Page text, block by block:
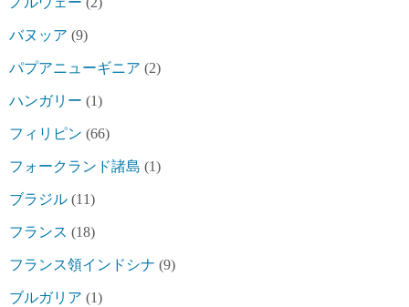
バヌッア (9)
パプアニューギニア (2)
ハンガリー (1)
フィリピン (66)
フォークランド諸島 (1)
ブラジル (11)
フランス (18)
フランス領インドシナ (9)
ブルガリア (1)